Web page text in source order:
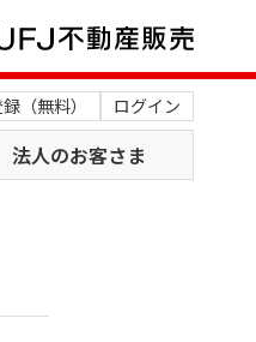
（無料） ログイン
法人のお客さま